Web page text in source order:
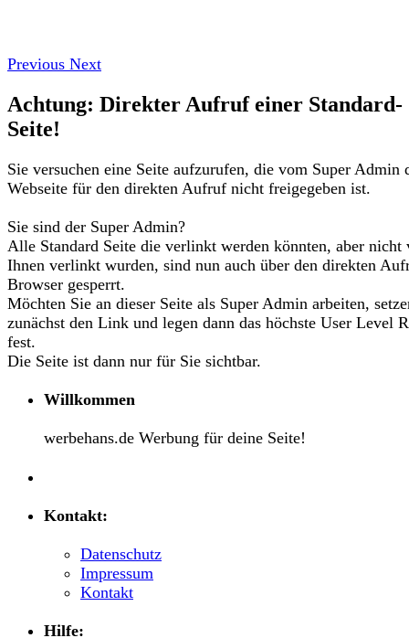
Previous Next
Achtung: Direkter Aufruf einer Standard-
Seite!
Sie versuchen eine Seite aufzurufen, die vom Super Admin
Webseite für den direkten Aufruf nicht freigegeben ist.
Sie sind der Super Admin?
Alle Standard Seite die verlinkt werden könnten, aber nicht
Ihnen verlinkt wurden, sind nun auch über den direkten
Browser gesperrt.
Möchten Sie an dieser Seite als Super Admin arbeiten,
zunächst den Link und legen dann das höchste User Level
fest.
Die Seite ist dann nur für Sie sichtbar.
Willkommen
werbehans.de Werbung für deine Seite!
Kontakt:
Datenschutz
Impressum
Kontakt
Hilfe: